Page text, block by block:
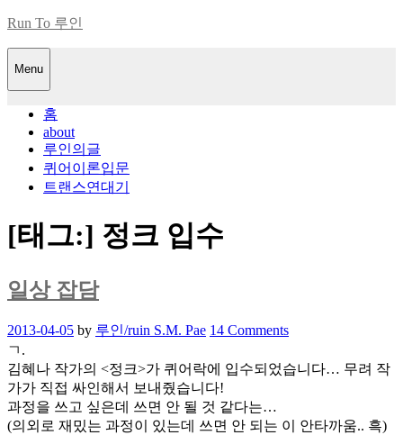
Skip
content
Run To 루인
Menu
홈
about
루인의글
퀴어이론입문
트랜스연대기
[태그:] 정크 입수
일상 잡담
Posted
on
2013-04-05 by 루인/ruin S.M. Pae 14 Comments
ㄱ.
김혜나 작가의 <정크>가 퀴어락에 입수되었습니다… 무려 작
가가 직접 싸인해서 보내줬습니다!
과정을 쓰고 싶은데 쓰면 안 될 것 같다는…
(의외로 재밌는 과정이 있는데 쓰면 안 되는 이 안타까움.. 흑)